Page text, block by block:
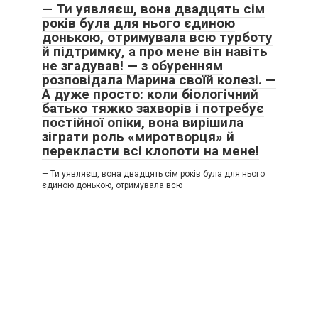
— Ти уявляєш, вона двадцять сім
років була для нього єдиною
донькою, отримувала всю турботу
й підтримку, а про мене він навіть
не згадував! — з обуренням
розповідала Марина своїй колезі. —
А дуже просто: коли біологічний
батько тяжко захворів і потребує
постійної опіки, вона вирішила
зіграти роль «миротворця» й
перекласти всі клопоти на мене!
— Ти уявляєш, вона двадцять сім років була для нього
єдиною донькою, отримувала всю